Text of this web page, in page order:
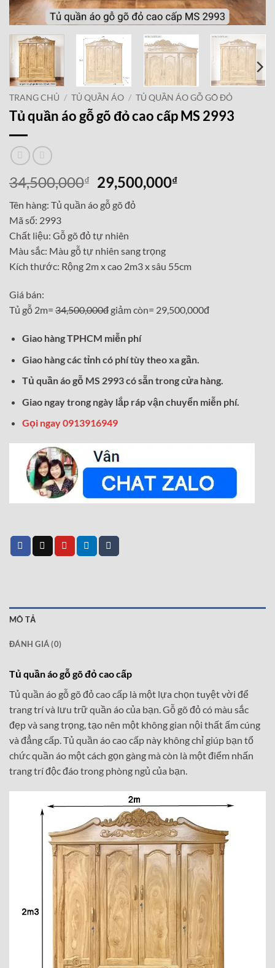
TRANG CHỦ / TỦ QUẦN ÁO / TỦ QUẦN ÁO GỖ GÕ ĐỎ
Tủ quần áo gỗ gõ đỏ cao cấp MS 2993
34,500,000₫
Giá
gốc
là:
29,500,000₫Giá
Tên hàng: Tủ quần áo gỗ gõ đỏ
Mã số: 2993
Chất liệu: Gỗ gõ đỏ tự nhiên
Màu sắc: Màu gỗ tự nhiên sang trọng
Kích thước: Rộng 2m x cao 2m3 x sâu 55cm
Giá bán:
Tủ gỗ 2m= 34,500,000đ giảm còn= 29,500,000đ
Giao hàng TPHCM miễn phí
Giao hàng các tỉnh có phí tùy theo xa gần.
Tủ quần áo gỗ MS 2993 có sẵn trong cửa hàng.
Giao ngay trong ngày lắp ráp vận chuyển miễn phí.
Gọi ngay 0913916949
MÔ TẢ
ĐÁNH GIÁ (0)
Tủ quần áo gỗ gõ đỏ cao cấp
Tủ quần áo gỗ gõ đỏ cao cấp là một lựa chọn tuyệt vời để
trang trí và lưu trữ quần áo của bạn. Gỗ gõ đỏ có màu sắc
đẹp và sang trọng, tạo nên một không gian nội thất ấm cúng
và đẳng cấp. Tủ quần áo cao cấp này không chỉ giúp bạn tổ
chức quần áo một cách gọn gàng mà còn là một điểm nhấn
trang trí độc đáo trong phòng ngủ của bạn.